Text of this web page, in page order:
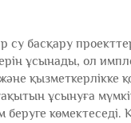
басқару
ұсынады, ол
қызметкерлікке
ұсынуға